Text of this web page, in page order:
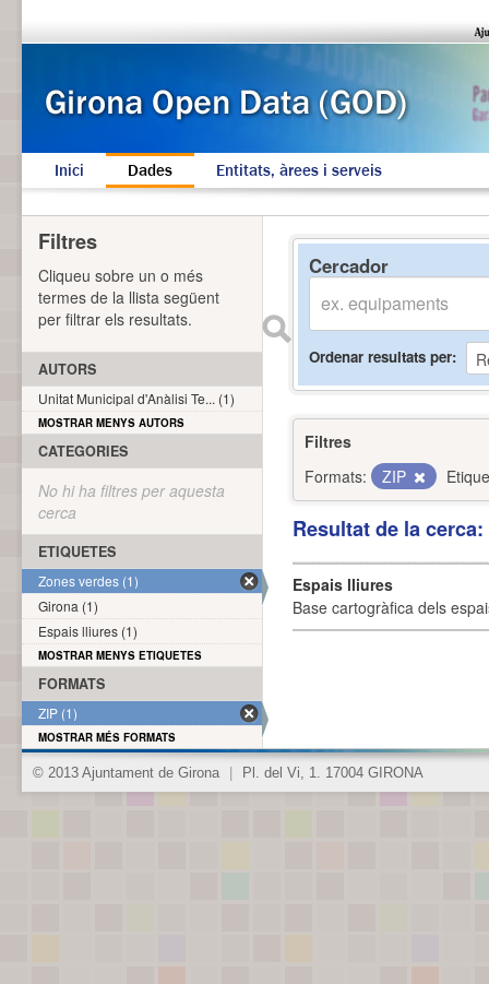
Inici Dades Entitats, àrees i serveis
Cercador
Ordenar resultats per
Filtres
Formats:
ZIP
Resultat de la
Espais lliures
Base cartogràfica dels
Filtres
Cliqueu sobre un o més
termes de la llista següent
per filtrar els resultats.
AUTORS
Unitat Municipal d'Anàlisi Te... (1)
MOSTRAR MENYS AUTORS
CATEGORIES
No hi ha filtres per aquesta
cerca
ETIQUETES
Zones verdes (1)
Girona (1)
Espais lliures (1)
MOSTRAR MENYS ETIQUETES
FORMATS
ZIP (1)
MOSTRAR MÉS FORMATS
© 2013 Ajuntament de Girona Pl. del Vi, 1. 17004 GIRONA